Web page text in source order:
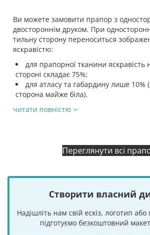
Ви можете замовити прапор з
двостороннім друком. При
тильну сторону переноситься
яскравістю:
для прапорної тканини яскравість
стороні складає 75%;
для атласу та габардину лише 10%
сторона майже біла).
читати повністю
Переглянути всі
Створити власний
Надішліть нам свій ескіз, логотип
підготуємо безкоштовний